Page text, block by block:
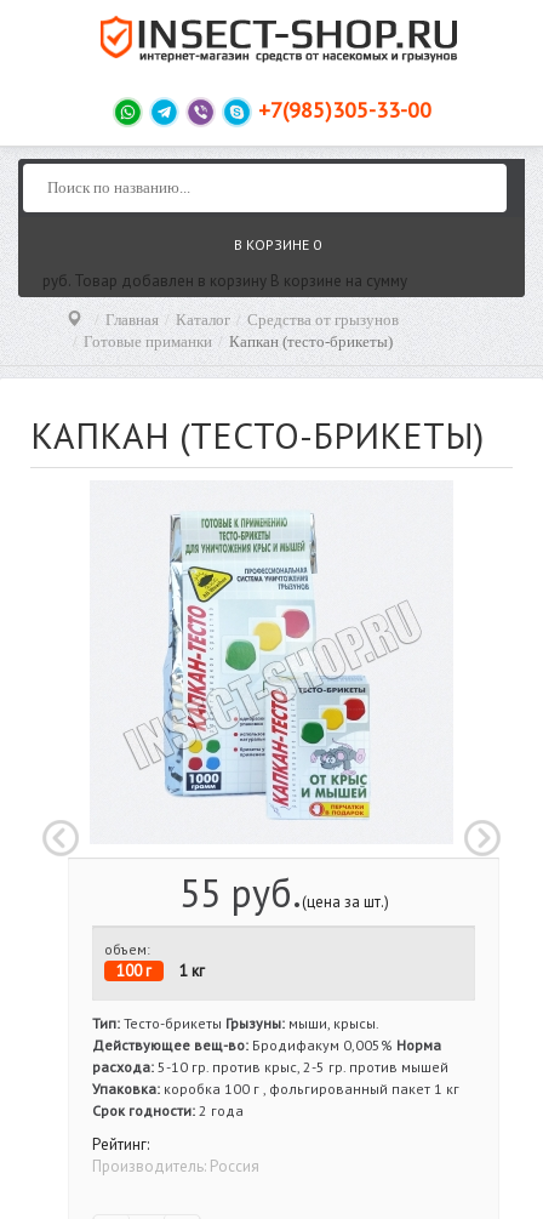
+7(985)305-33-00
В КОРЗИНЕ 0
руб. Товар добавлен в корзину В корзине на сумму
Главная Каталог
Средства от грызунов
Готовые приманки
Капкан (тесто-брикеты)
КАПКАН (ТЕСТО-БРИКЕТЫ)
55 руб.(цена за шт.)
объем:
100 г 1 кг
Тип: Тесто-брикеты Грызуны: мыши, крысы.
Действующее вещ-во: Бродифакум 0,005% Норма
расхода: 5-10 гр. против крыс, 2-5 гр. против мышей
Упаковка: коробка 100 г , фольгированный пакет 1 кг
Срок годности: 2 года
Рейтинг:
Производитель: Россия